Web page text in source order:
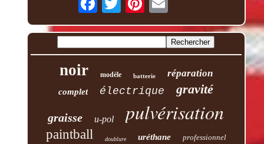
noir modèle batterie réparation
complet électrique gravité
graisse u-pol pulvérisation
paintball doublure uréthane professionnel